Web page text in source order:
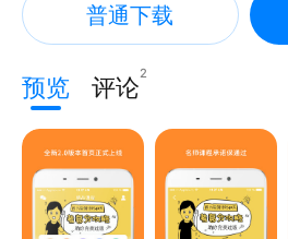
普通下载
预览 评论2